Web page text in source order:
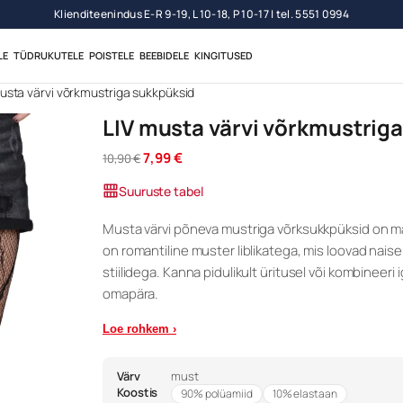
Sooduskupong uudiskirja tellimisel
TÜDRUKUTELE POISTELE BEEBIDELE KINGITUSED
värvi võrkmustriga sukkpüksid
LIV musta värvi
10,90€A
g
e
h
i
n
o
7,99€P
a
g
u
n
o
Suuruste tabel
Musta värvi põneva mustriga võrksukkpüksid on
on romantiline muster liblikatega, mis loovad
stiilidega. Kanna pidulikult üritusel või
omapära.
Loe rohkem ›
Värv
must
Koostis
90% polüamiid 10% elastaan